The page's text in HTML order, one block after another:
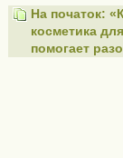
На початок:
косметика
помогает